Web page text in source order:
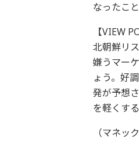
なったこ
【VIEW
北朝鮮リ
嫌うマー
ょう。好
発が予想
を軽くす
（マネ